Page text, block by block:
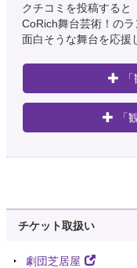
クチコミを投稿すると
CoRich舞台芸術！のラ
面白そうな舞台を応援
「
チケット取扱い
劇団芝居屋